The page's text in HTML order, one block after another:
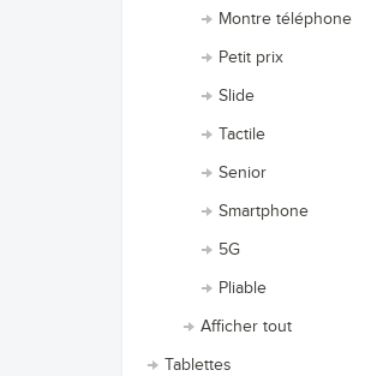
Montre téléphone
Petit prix
Slide
Tactile
Senior
Smartphone
5G
Pliable
Afficher tout
Tablettes